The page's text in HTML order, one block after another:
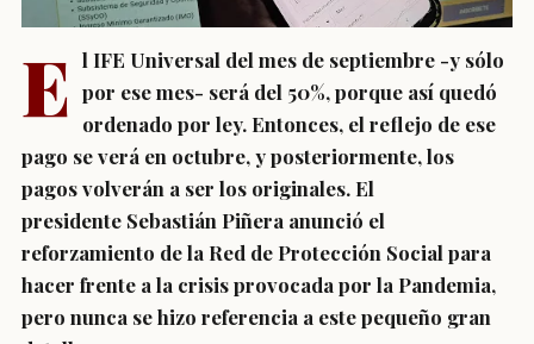
E l IFE Universal del mes de septiembre -y sólo
por ese mes- será del 50%, porque así quedó
ordenado por ley. Entonces, el reflejo de ese
pago se verá en octubre, y posteriormente,los
pagos volverán a ser los originales. El
presidente Sebastián Piñera anunció el
reforzamiento de la Red de Protección Social para
hacer frente a la crisis provocada por la Pandemia,
pero nunca se hizo referencia a este pequeño gran